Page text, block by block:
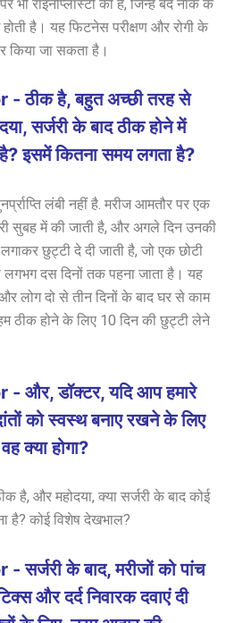
भी राइनोप्लास्टी की है, जिन्हें बंद नाक के
है। यह फिटनेस परीक्षण और रोगी के
किया जा सकता है।
ठीक है, बहुत अच्छी तरह से
सर्जरी के बाद ठीक होने में
इसमें कितना समय लगता है?
लंबी नहीं है. मरीज आमतौर पर एक
सुबह में की जाती है, और अगले दिन उनकी
छुट्टी दे दी जाती है, जो एक छोटी
दस दिनों तक पहना जाता है। यह
और लोग दो से तीन दिनों के बाद घर से काम
होने के लिए 10 दिन की छुट्टी लेने
और, डॉक्टर, यदि आप हमारे
को स्वस्थ बनाए रखने के लिए
क्या होगा?
है, और महोदया, क्या सर्जरी के बाद कोई
है? कोई विशेष देखभाल?
के बाद, मरीजों को पांच
और दर्द निवारक दवाएं दी